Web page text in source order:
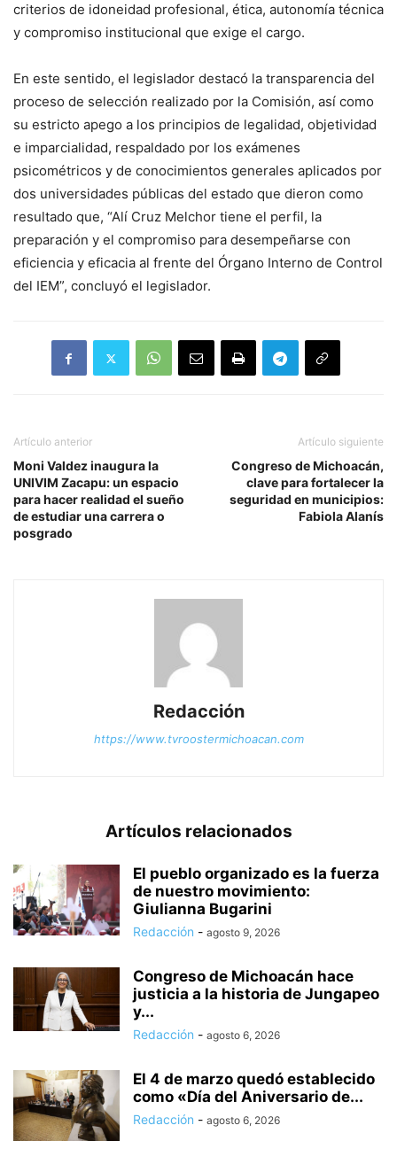
criterios de idoneidad profesional, ética, autonomía técnica
y compromiso institucional que exige el cargo.
En este sentido, el legislador destacó la transparencia del
proceso de selección realizado por la Comisión, así como
su estricto apego a los principios de legalidad, objetividad
e imparcialidad, respaldado por los exámenes
psicométricos y de conocimientos generales aplicados por
dos universidades públicas del estado que dieron como
resultado que, “Alí Cruz Melchor tiene el perfil, la
preparación y el compromiso para desempeñarse con
eficiencia y eficacia al frente del Órgano Interno de Control
del IEM”, concluyó el legislador.
Artículo anterior
Moni Valdez inaugura la
UNIVIM Zacapu: un espacio
para hacer realidad el sueño
de estudiar una carrera o
posgrado
Artículo siguiente
Congreso de Michoacán,
clave para fortalecer la
seguridad en municipios:
Fabiola Alanís
Redacción
https://www.tvroostermichoacan.com
Artículos relacionados
El pueblo organizado es la fuerza
de nuestro movimiento:
Giulianna Bugarini
Redacción - agosto 9, 2026
Congreso de Michoacán hace
justicia a la historia de Jungapeo
y...
Redacción - agosto 6, 2026
El 4 de marzo quedó establecido
como «Día del Aniversario de...
Redacción - agosto 6, 2026